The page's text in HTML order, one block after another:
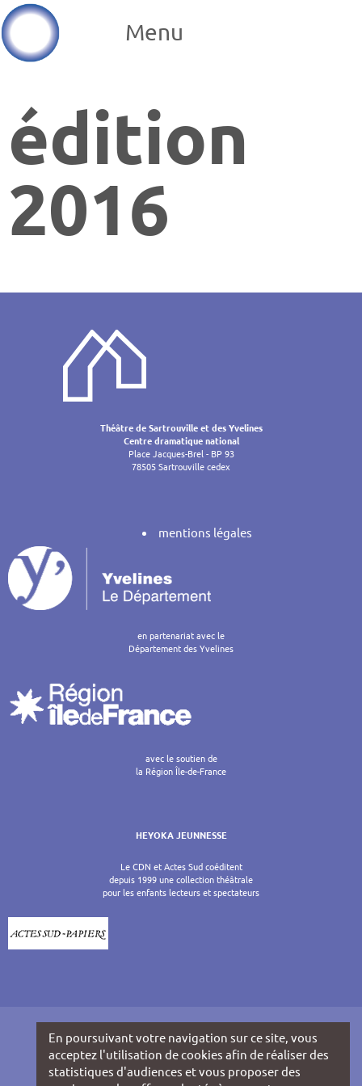
Menu
édition
2016
Théâtre de Sartrouville et des Yvelines
Centre dramatique national
Place Jacques-Brel - BP 93
78505 Sartrouville cedex
mentions légales
en partenariat avec le
Département des Yvelines
avec le soutien de
la Région Île-de-France
HEYOKA JEUNNESSE
Le CDN et Actes Sud coéditent
depuis 1999 une collection théâtrale
pour les enfants lecteurs et spectateurs
En poursuivant votre navigation sur ce site, vous
acceptez l'utilisation de cookies afin de réaliser des
statistiques d'audiences et vous proposer des